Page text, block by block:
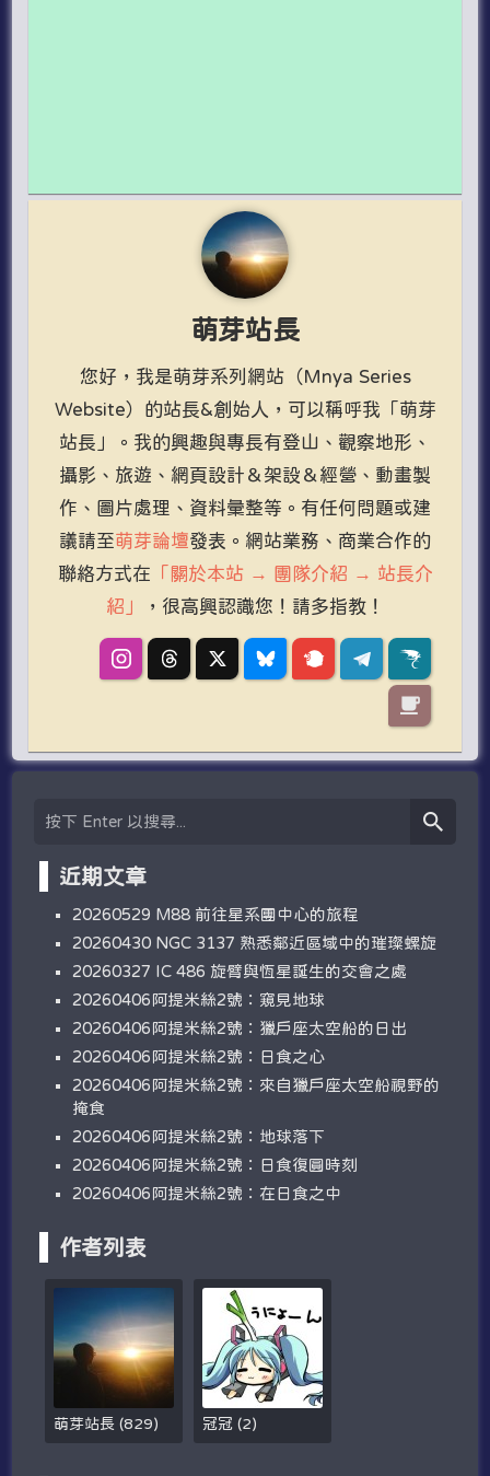
萌芽站長
您好，我是萌芽系列網站（Mnya Series
Website）的站長&創始人，可以稱呼我「萌芽
站長」。我的興趣與專長有登山、觀察地形、
攝影、旅遊、網頁設計＆架設＆經營、動畫製
作、圖片處理、資料彙整等。有任何問題或建
議請至萌芽論壇發表。網站業務、商業合作的
聯絡方式在 「關於本站 → 團隊介紹 → 站長介
紹」
，很高興認識您！請多指教！
近期文章
20260529 M88 前往星系團中心的旅程
20260430 NGC 3137 熟悉鄰近區域中的璀璨螺旋
20260327 IC 486 旋臂與恆星誕生的交會之處
20260406阿提米絲2號：窺見地球
20260406阿提米絲2號：獵戶座太空船的日出
20260406阿提米絲2號：日食之心
20260406阿提米絲2號：來自獵戶座太空船視野的
掩食
20260406阿提米絲2號：地球落下
20260406阿提米絲2號：日食復圓時刻
20260406阿提米絲2號：在日食之中
作者列表
萌芽站長(829) 冠冠(2)